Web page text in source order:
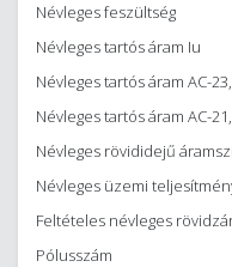
Névleges feszültség
Névleges tartós áram Iu
Névleges tartós áram AC-
Névleges tartós áram AC-
Névleges rövididejű
Névleges üzemi
Feltételes névleges
Pólusszám